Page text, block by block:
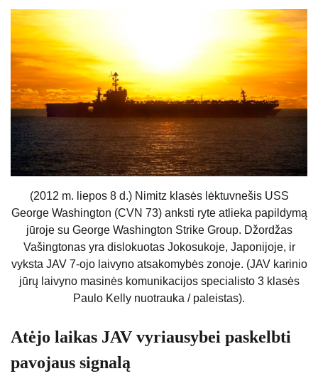
(2012 m. liepos 8 d.) Nimitz klasės lėktuvnešis USS
George Washington (CVN 73) anksti ryte atlieka papildymą
jūroje su George Washington Strike Group. Džordžas
Vašingtonas yra dislokuotas Jokosukoje, Japonijoje, ir
vyksta JAV 7-ojo laivyno atsakomybės zonoje. (JAV karinio
jūrų laivyno masinės komunikacijos specialisto 3 klasės
Paulo Kelly nuotrauka / paleistas).
Atėjo laikas JAV vyriausybei paskelbti
pavojaus signalą